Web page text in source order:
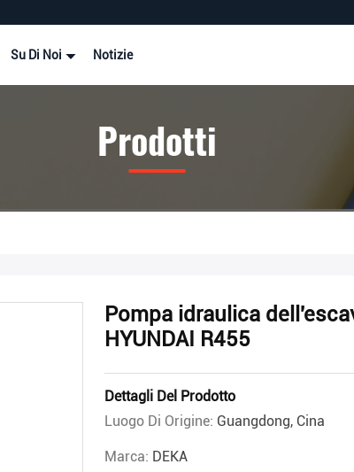
Su Di Noi Notizie
Prodotti
Pompa idraulica
HYUNDAI R455
Dettagli Del Prodotto
Luogo Di Origine: Guangdong, Cina
Marca: DEKA